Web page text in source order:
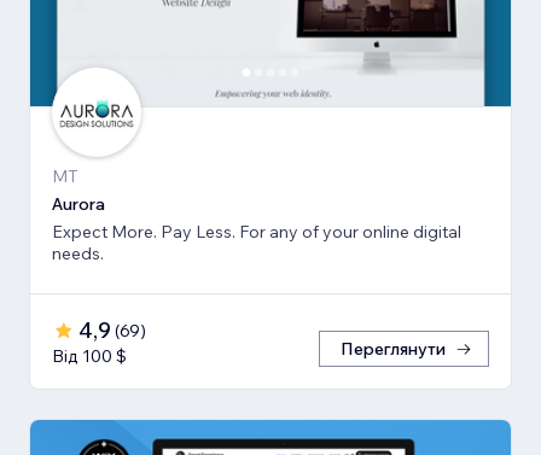
MT
Aurora
Expect More. Pay Less. For any of your online digital
needs.
4,9 (69)
Від 100 $
Переглянути